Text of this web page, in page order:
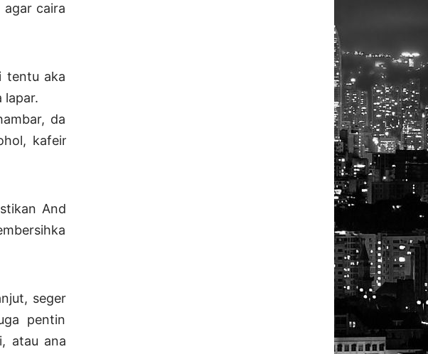
cairan
akan
lapar.
dan
kafein,
Anda
segera
penting
atau anak